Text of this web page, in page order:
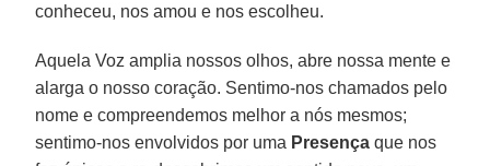
conheceu, nos amou e nos escolheu.
Aquela Voz amplia nossos olhos, abre nossa mente e
alarga o nosso coração. Sentimo-nos chamados pelo
nome e compreendemos melhor a nós mesmos;
sentimo-nos envolvidos por uma Presença que nos